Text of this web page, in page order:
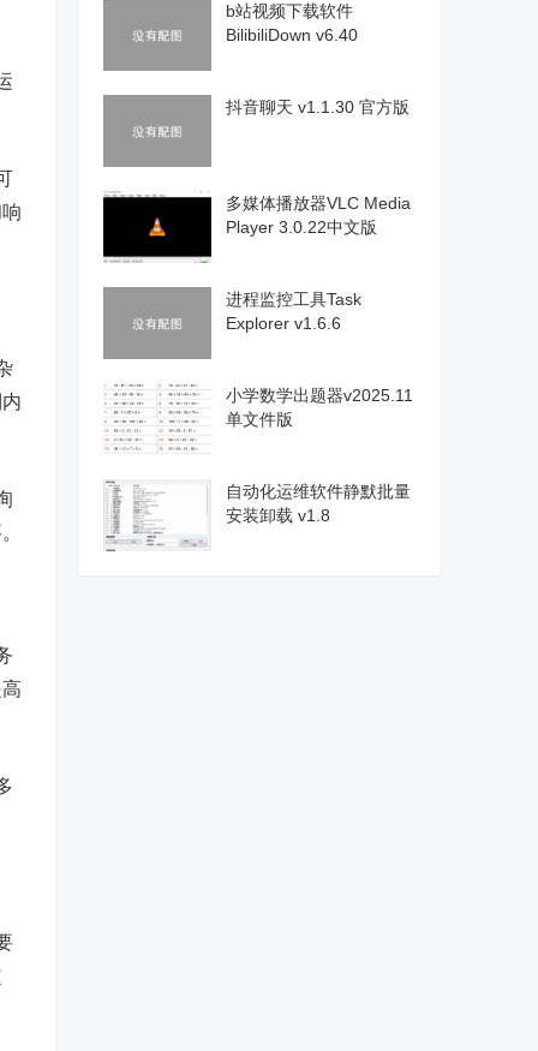
b站视频下载软件
BilibiliDown v6.40
抖音聊天 v1.1.30 官方版
多媒体播放器VLC Media
Player 3.0.22中文版
进程监控工具Task
Explorer v1.6.6
小学数学出题器v2025.11
单文件版
自动化运维软件静默批量
安装卸载 v1.8